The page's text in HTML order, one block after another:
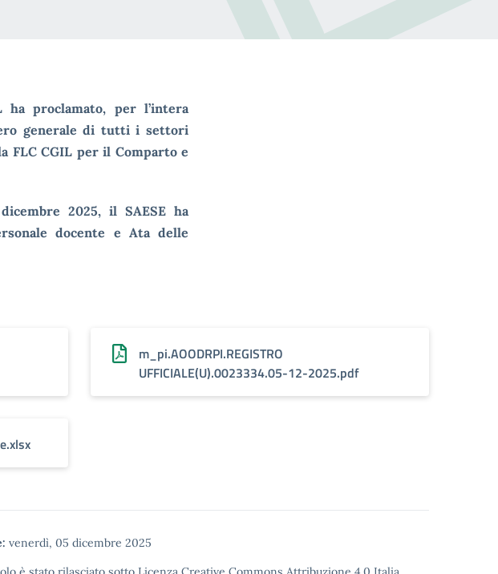
ha proclamato, per l’intera
generale di tutti i settori
FLC CGIL per il Comparto e
2025, il SAESE ha
docente e Ata delle
m_pi.AOODRPI.REGISTRO
UFFICIALE(U).0023334.05-12-2025.pdf
venerdì, 05 dicembre 2025